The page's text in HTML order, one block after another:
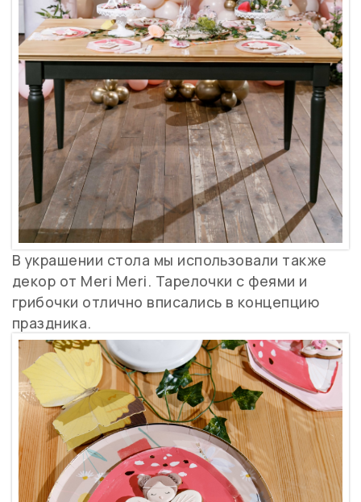
В украшении стола мы использовали также
декор от Meri Meri. Тарелочки с феями и
грибочки отлично вписались в концепцию
праздника.